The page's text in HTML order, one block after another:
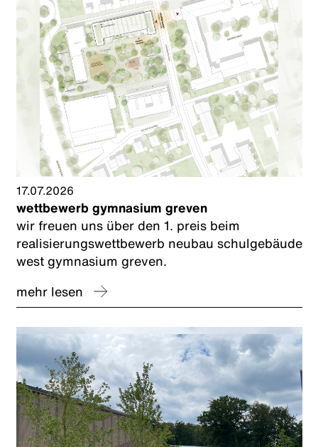
17.07.2026
wettbewerb gymnasium greven
wir freuen uns über den 1. preis beim
realisierungswettbewerb neubau schulgebäude
west gymnasium greven.
mehr lesen